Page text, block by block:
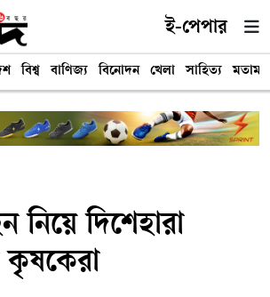
ই-পেপার
বিশ্ব বাণিজ্য বিনোদন খেলা সাহিত্য মতামত
নিয়ে দিশেহারা
কৃষকেরা